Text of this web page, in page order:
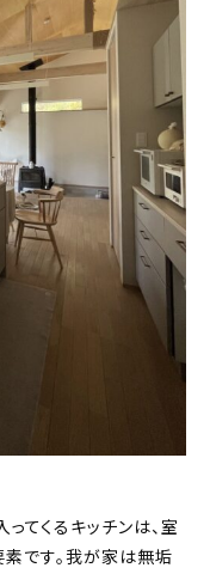
てくるキッチンは、室
です。我が家は無垢